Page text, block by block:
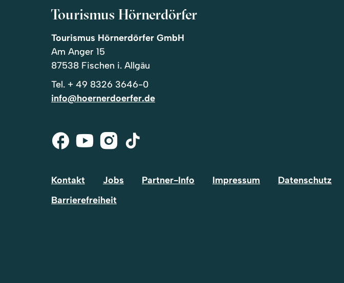
Tourismus Hörnerdörfer
Tourismus Hörnerdörfer GmbH
Am Anger 15
87538 Fischen i. Allgäu
Tel. + 49 8326 3646-0
info@hoernerdoerfer.de
Facebook
Youtube
Instagram
Tik-
Kontakt Jobs Partner-Info Impressum Datenschutz
Barrierefreiheit